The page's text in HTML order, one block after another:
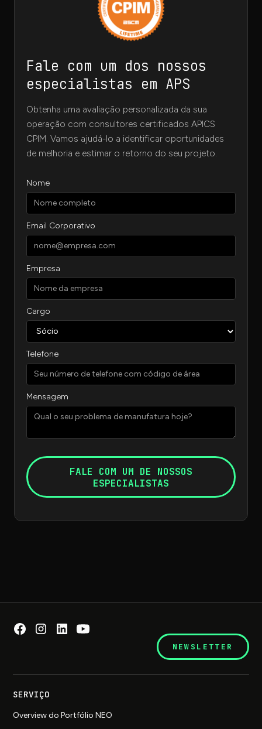
Fale com um dos nossos
especialistas em APS
Obtenha uma avaliação personalizada da sua
operação com consultores certificados APICS
CPIM. Vamos ajudá-lo a identificar oportunidades
de melhoria e estimar o retorno do seu projeto.
Nome
Email Corporativo
Empresa
Cargo
Telefone
Mensagem
NEWSLETTER
SERVIÇO
Overview do Portfólio NEO